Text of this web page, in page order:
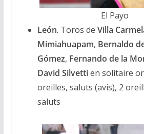
El Payo
León. Toros de Villa
Mimiahuapam, Bernaldo
Gómez, Fernando de la
David Silvettien solitaire
oreilles, saluts (avis), 2
saluts